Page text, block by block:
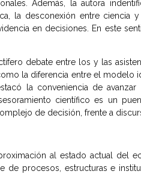
Además, la autora
la desconexión entre ciencia
en decisiones. En este
debate entre los y las
la diferencia entre el modelo
la conveniencia de
científico es un
de decisión, frente a
al estado actual del
de procesos, estructuras e